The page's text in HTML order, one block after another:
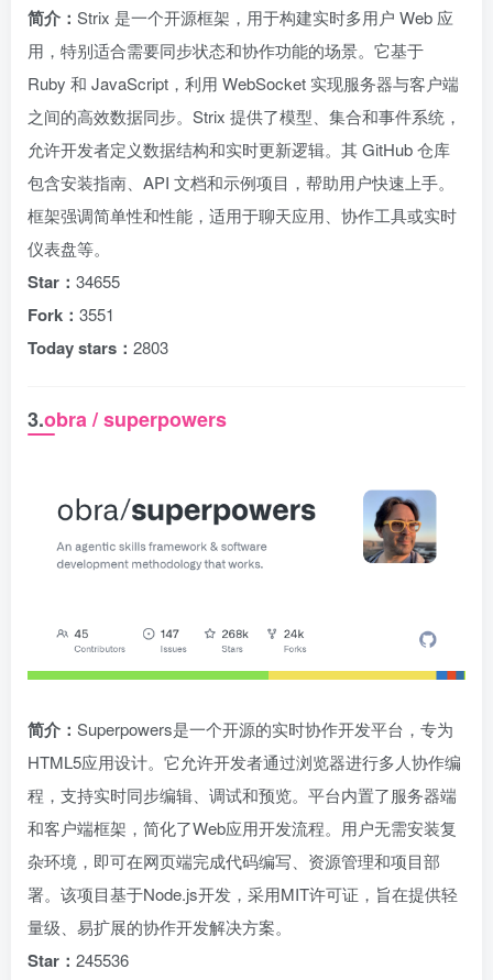
简介： Strix 是一个开源框架，用于构建实时多用户 Web 应
用，特别适合需要同步状态和协作功能的场景。它基于
Ruby 和 JavaScript，利用 WebSocket 实现服务器与客户端
之间的高效数据同步。Strix 提供了模型、集合和事件系统，
允许开发者定义数据结构和实时更新逻辑。其 GitHub 仓库
包含安装指南、API 文档和示例项目，帮助用户快速上手。
框架强调简单性和性能，适用于聊天应用、协作工具或实时
仪表盘等。
Star： 34655
Fork： 3551
Today stars： 2803
3.obra / superpowers
简介： Superpowers是一个开源的实时协作开发平台，专为
HTML5应用设计。它允许开发者通过浏览器进行多人协作编
程，支持实时同步编辑、调试和预览。平台内置了服务器端
和客户端框架，简化了Web应用开发流程。用户无需安装复
杂环境，即可在网页端完成代码编写、资源管理和项目部
署。该项目基于Node.js开发，采用MIT许可证，旨在提供轻
量级、易扩展的协作开发解决方案。
Star： 245536